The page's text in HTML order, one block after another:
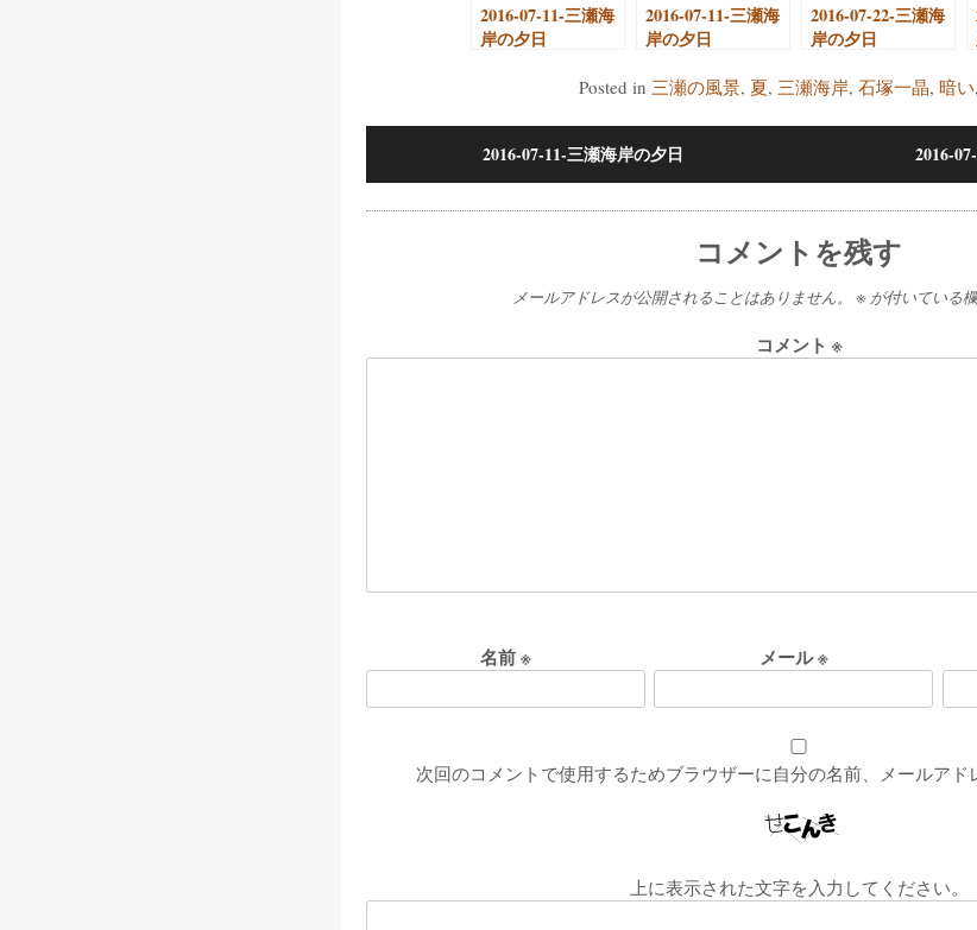
2016-07-11-三瀬海
岸の夕日
2016-07-11-三瀬海
岸の夕日
2016-07-22-三瀬海
岸の夕日
Posted in 三瀬の風景, 夏, 三瀬海岸, 石塚一晶, 暗い,
2016-07-11-三瀬海岸の夕日 2016-
コメントを残す
メールアドレスが公開されることはありません。 ※が付いている
コメント ※
名前※ メール※
次回のコメントで使用するためブラウザーに自分の名前、メールアド
上に表示された文字を入力してください。